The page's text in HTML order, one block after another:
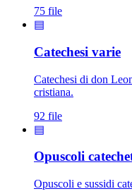
75 file
▤
Catechesi varie
Catechesi di don
cristiana.
92 file
▤
Opuscoli
Opuscoli e sussidi